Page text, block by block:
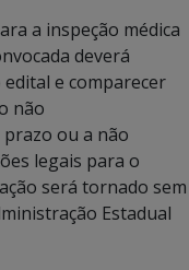
a inspeção médica
deverá
e comparecer
não
ou a não
legais para o
será tornado sem
Estadual